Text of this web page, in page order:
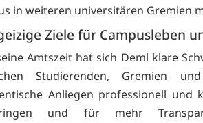
in weiteren universitären Gremien
Ziele für Campusleben
Amtszeit hat sich Deml klare
Studierenden, Gremien
Anliegen professionell und
und für mehr